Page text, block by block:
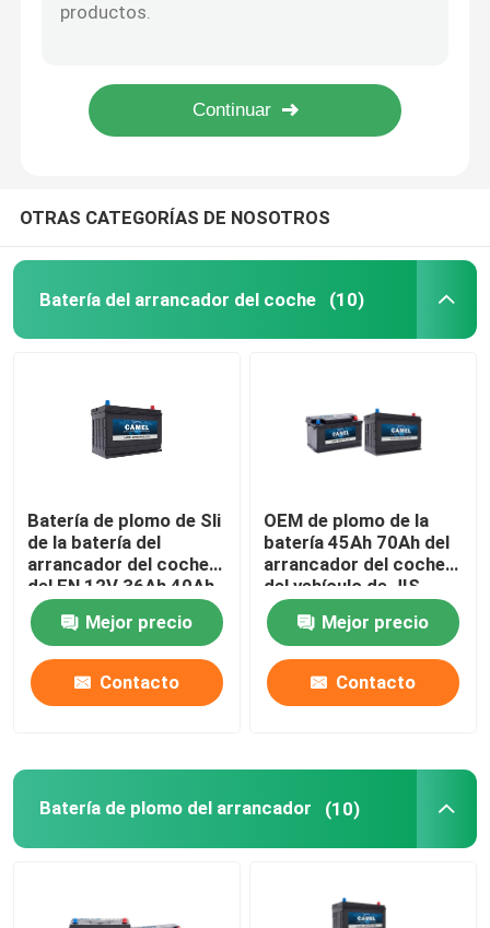
Batería resistente del camión
Batería de plomo de la tracción
Batería de doble finalidad
Marine Battery de plomo
Sistema portátil del almacenamiento de energía
Sistema comercial del almacenamiento de la batería
OTRAS CATEGORÍAS DE NOSOTROS
Batería del arrancador del coche (10)
Batería de plomo de Sli
de la batería del
arrancador del coche
del EN 12V 36Ah 40Ah
Mejor precio
Contacto
OEM de plomo de la
batería 45Ah 70Ah del
arrancador del coche
del vehículo de JIS
Mejor precio
Contacto
Batería de plomo del arrancador (10)